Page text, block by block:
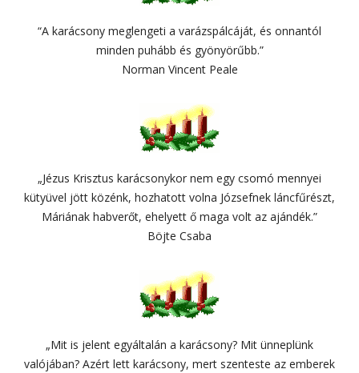
“A karácsony meglengeti a varázspálcáját, és onnantól
minden puhább és gyönyörűbb.”
Norman Vincent Peale
„Jézus Krisztus karácsonykor nem egy csomó mennyei
kütyüvel jött közénk, hozhatott volna Józsefnek láncfűrészt,
Máriának habverőt, ehelyett ő maga volt az ajándék.”
Böjte Csaba
„Mit is jelent egyáltalán a karácsony? Mit ünneplünk
valójában? Azért lett karácsony, mert szenteste az emberek